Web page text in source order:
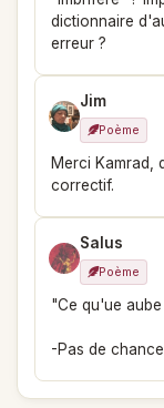
dictionnaire
erreur ?
Jim
Poème
Merci Kamrad,
correctif.
Salus
Poème
"Ce qu'ue
-Pas de